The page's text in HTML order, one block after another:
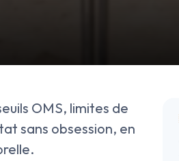
OMS, limites de
sans obsession, en